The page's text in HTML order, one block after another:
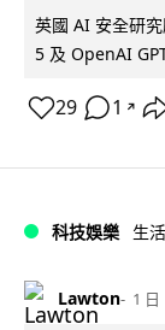
英國 AI 安全研
5 及 OpenAI
29 1 ↗
科技娛樂 生
Lawton 1 日